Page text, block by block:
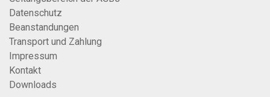
Datenschutz
Beanstandungen
Transport und Zahlung
Impressum
Kontakt
Downloads